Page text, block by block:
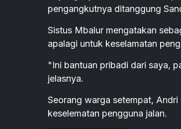
pengangkutnya ditanggung
Sistus Mbalur mengatakan
apalagi untuk keselamatan
"Ini bantuan pribadi dari saya,
jelasnya.
Seorang warga setempat,
keselematan pengguna jalan.